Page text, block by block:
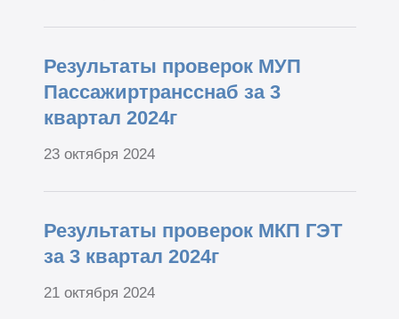
Результаты проверок МУП
Пассажиртрансснаб за 3
квартал 2024г
23 октября 2024
Результаты проверок МКП ГЭТ
за 3 квартал 2024г
21 октября 2024